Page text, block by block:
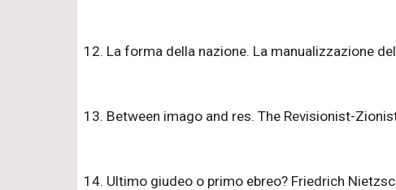
12. La forma della nazione. La manualizzazione
13. Between imago and res. The Revisionist-
14. Ultimo giudeo o primo ebreo? Friedrich